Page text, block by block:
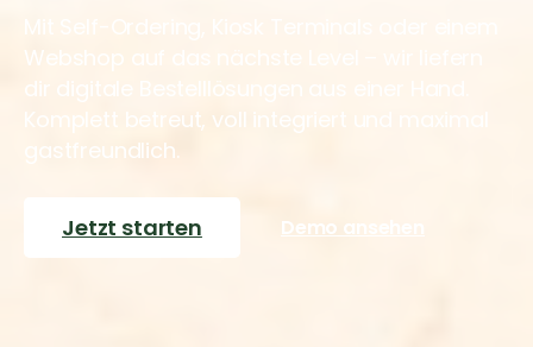
Mit Self-Ordering, Kiosk Terminals oder einem
Webshop auf das nächste Level – wir liefern
dir digitale Bestelllösungen aus einer Hand.
Komplett betreut, voll integriert und maximal
gastfreundlich.
Jetzt starten Demo ansehen